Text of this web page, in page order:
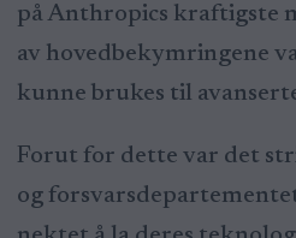
på Anthropics kraftigste
av hovedbekymringene
kunne brukes til
Forut for dette var det
og